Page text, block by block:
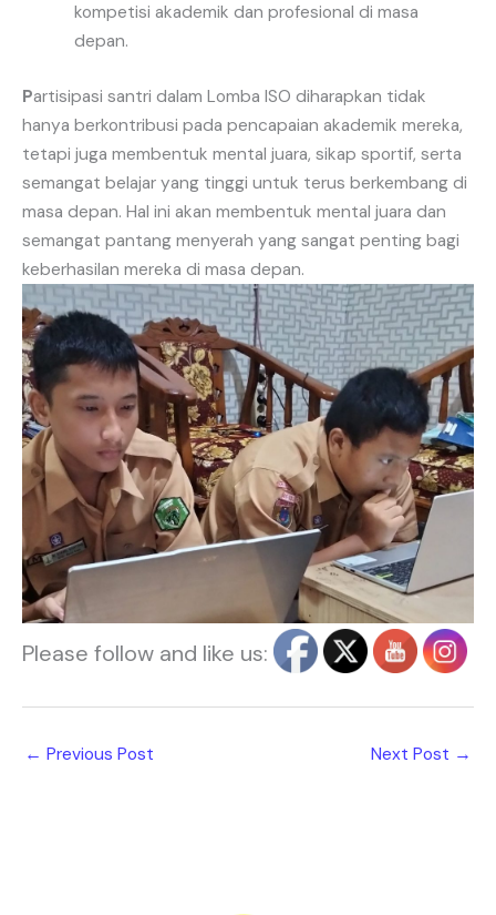
kompetisi akademik dan profesional di masa
depan.
Partisipasi santri dalam Lomba ISO diharapkan tidak
hanya berkontribusi pada pencapaian akademik mereka,
tetapi juga membentuk mental juara, sikap sportif, serta
semangat belajar yang tinggi untuk terus berkembang di
masa depan. Hal ini akan membentuk mental juara dan
semangat pantang menyerah yang sangat penting bagi
keberhasilan mereka di masa depan.
Please follow and like us:
← Previous Post Next Post →